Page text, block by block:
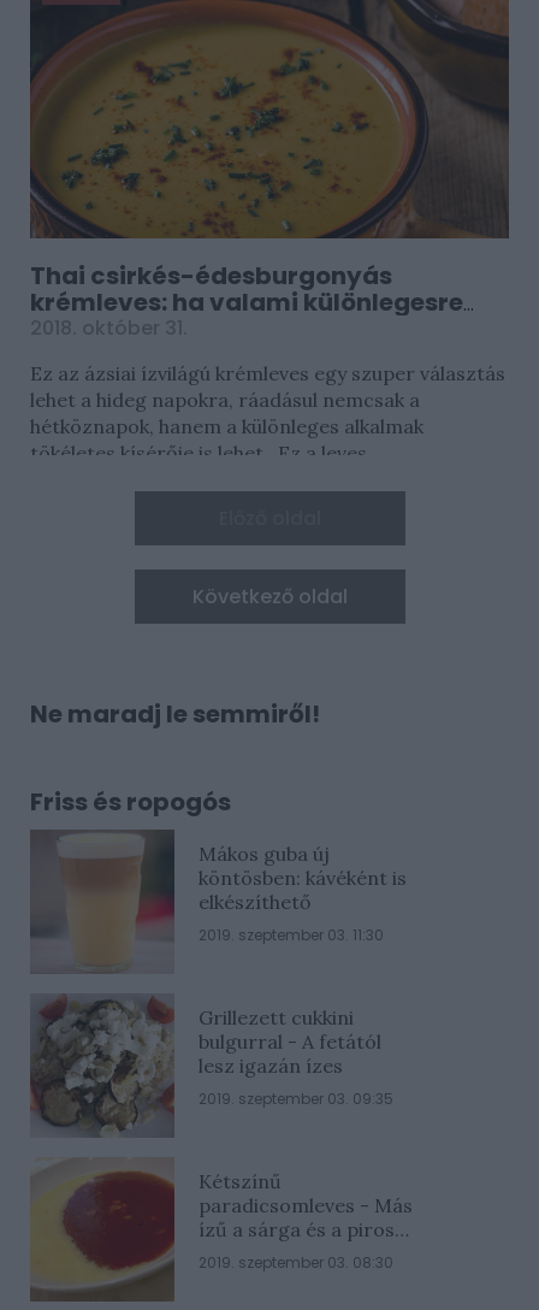
Thai csirkés-édesburgonyás
krémleves: ha valami különlegesre
vágysz
2018. október 31.
Ez az ázsiai ízvilágú krémleves egy szuper választás
lehet a hideg napokra, ráadásul nemcsak a
hétköznapok, hanem a különleges alkalmak
tökéletes kísérője is lehet. Ez a leves...
Következő oldal
Friss és ropogós
Mákos guba új
köntösben: kávéként is
elkészíthető
2019. szeptember 03. 11:30
Grillezett cukkini
bulgurral - A fetától
lesz igazán ízes
2019. szeptember 03. 09:35
Kétszínű
paradicsomleves - Más
ízű a sárga és a piros
rész
2019. szeptember 03. 08:30
Ne maradj le semmiről!